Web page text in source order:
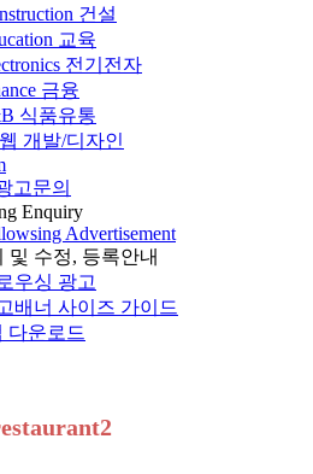
건설
교육
전기전자
금융
식품유통
개발/디자인
고문의
Enquiry
Advertisement
및 수정, 등록안내
우싱 광고
배너 사이즈 가이드
다운로드